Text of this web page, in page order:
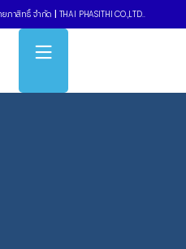
ยภาสิทธิ์ จำกัด THAI PHASITHI CO.,LTD..
กลมร่องลึกฝาปิดเหล็ก